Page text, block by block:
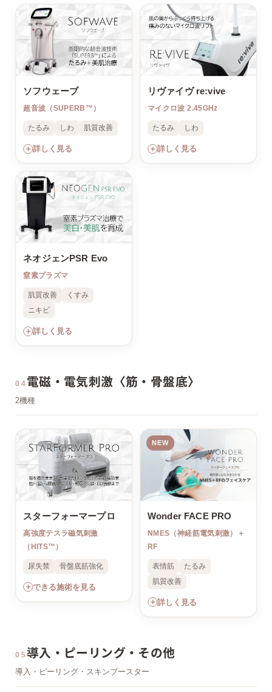
ソフウェーブ
超音波（SUPERB™）
たるみ しわ 肌質改善
＋詳しく見る
リヴァイヴ re:vive
マイクロ波 2.45GHz
たるみ しわ
＋詳しく見る
ネオジェンPSR Evo
窒素プラズマ
肌質改善 くすみ
ニキビ
＋詳しく見る
04 電磁・電気刺激〈筋・骨盤底〉
2機種
スターフォーマープロ
高強度テスラ磁気刺激
（HITS™）
尿失禁 骨盤底筋強化
＋できる施術を見る
NEW
Wonder FACE PRO
NMES（神経筋電気刺激）＋
RF
表情筋 たるみ
肌質改善
＋詳しく見る
05 導入・ピーリング・その他
導入・ピーリング・スキンブースター